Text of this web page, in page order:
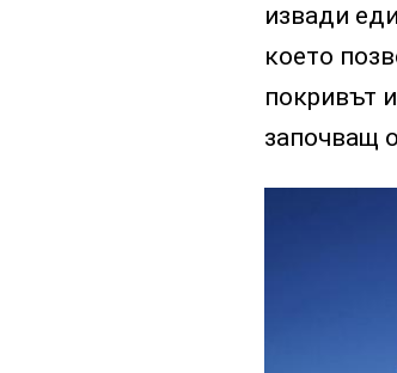
извади
което
покривът
започващ